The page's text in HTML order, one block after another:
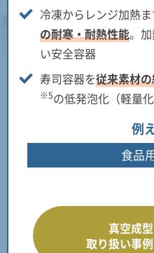
冷凍からレンジ加熱
の耐寒・耐熱性能。
い安全容器
寿司容器を従来素材
※5の低発泡化（軽量
例
食品
真空成
取り扱い事